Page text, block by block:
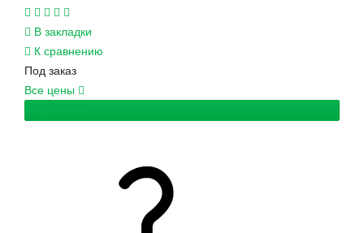
В закладки
К сравнению
Под заказ
Все цены